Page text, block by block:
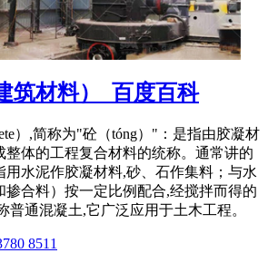
筑材料）_百度百科
）,简称为"砼（tóng）"：是指由胶凝材
整体的工程复合材料的统称。通常讲的
用水泥作胶凝材料,砂、石作集料；与水
掺合料）按一定比例配合,经搅拌而得的
普通混凝土,它广泛应用于土木工程。
8511